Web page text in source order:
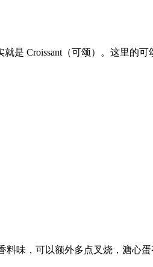
是 Croissant（可颂）。这里的
料味，可以额外多点叉烧，溏心